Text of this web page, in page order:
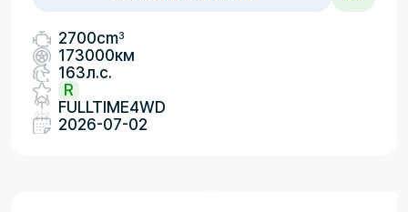
2700cm3
173000км
163л.с.
R
FULLTIME4WD
2026-07-02